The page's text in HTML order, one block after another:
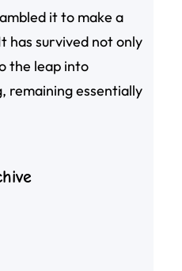
it to make a
has survived not only
the leap into
remaining essentially